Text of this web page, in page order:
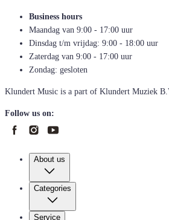
Business hours
Maandag van 9:00 - 17:00 uur
Dinsdag t/m vrijdag: 9:00 - 18:00 uur
Zaterdag van 9:00 - 17:00 uur
Zondag: gesloten
Klundert Music is a part of Klundert Muziek
Follow us on:
About us
Categories
Service